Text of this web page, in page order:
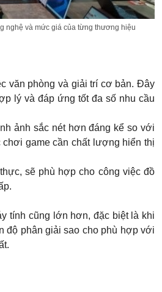
nghệ và mức giá của từng thương hiệu
văn phòng và giải trí cơ bản. Đây
lý và đáp ứng tốt đa số nhu cầu
ảnh sắc nét hơn đáng kể so với
game cần chất lượng hiển thị
sẽ phù hợp cho công việc đồ
tính cũng lớn hơn, đặc biệt là khi
độ phân giải sao cho phù hợp với